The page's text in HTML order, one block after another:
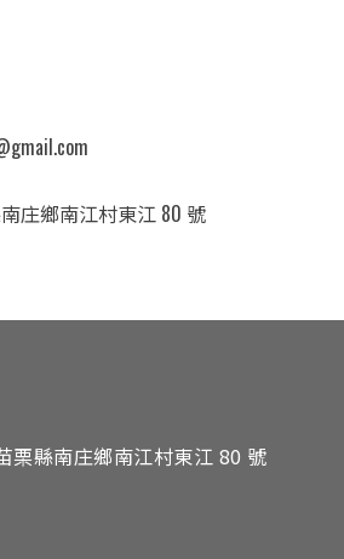
庄鄉南江村東江 80 號
栗縣南庄鄉南江村東江 80 號